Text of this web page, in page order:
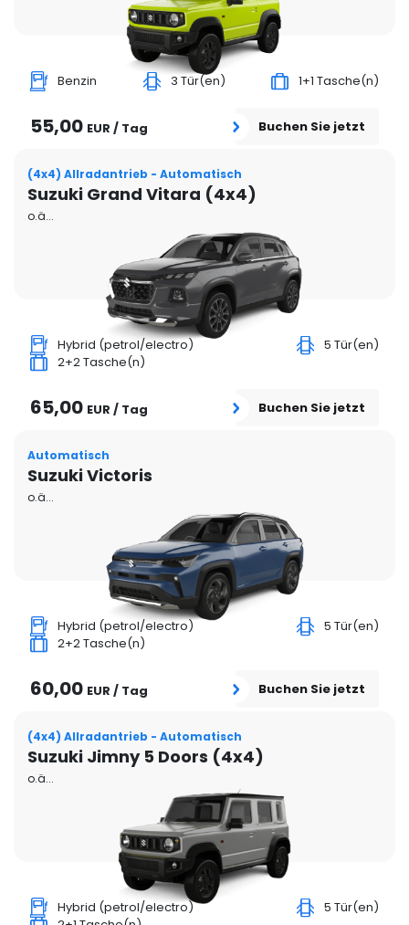
Benzin 3 Tür(en) 1+1 Tasche(n)
55,00 EUR / Tag Buchen Sie jetzt
(4x4) Allradantrieb - Automatisch
Suzuki Grand Vitara (4x4)
o.ä...
Hybrid (petrol/electro)
5 Tür(en)
2+2 Tasche(n)
65,00 EUR / Tag Buchen Sie jetzt
Automatisch
Suzuki Victoris
o.ä...
Hybrid (petrol/electro)
5 Tür(en)
2+2 Tasche(n)
60,00 EUR / Tag Buchen Sie jetzt
(4x4) Allradantrieb - Automatisch
Suzuki Jimny 5 Doors (4x4)
o.ä...
Hybrid (petrol/electro)
5 Tür(en)